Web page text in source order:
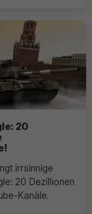
20
irrsinnige
20 Dezillionen
Kanäle.